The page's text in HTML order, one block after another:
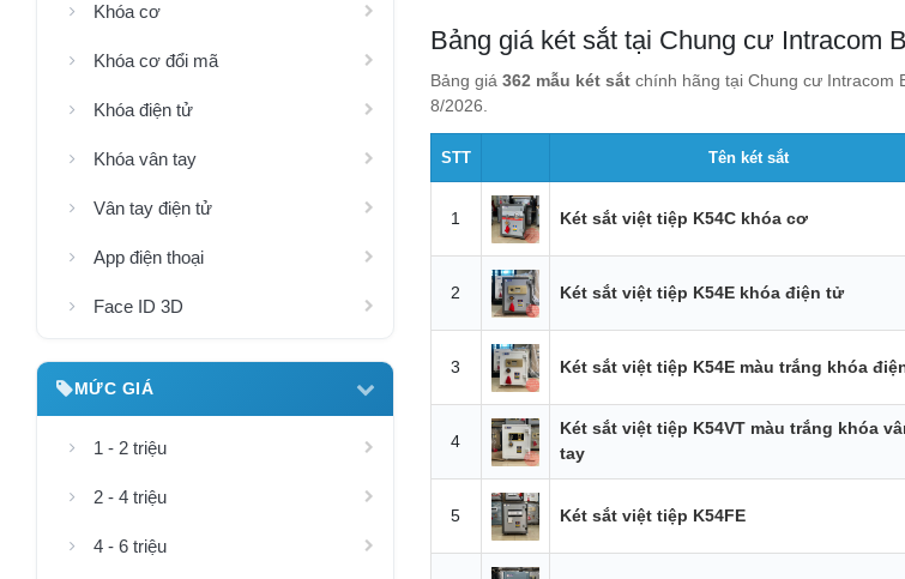
Khóa cơ
Khóa cơ đổi mã
Khóa điện tử
Khóa vân tay
Vân tay điện tử
App điện thoại
Face ID 3D
MỨC GIÁ
1 - 2 triệu
2 - 4 triệu
4 - 6 triệu
Bảng giá két sắt tại Chung cư Intracom
Bảng giá 362 mẫu két sắtchính hãng tại Chung cư Intracom
8/2026.
STT Tên két sắt
1 Két sắt việt tiệp K54C khóa cơ
2 Két sắt việt tiệp K54E khóa điện tử
3 Két sắt việt tiệp K54E màu trắng khóa
4
Két sắt việt tiệp K54VT màu trắng khóa
tay
5 Két sắt việt tiệp K54FE